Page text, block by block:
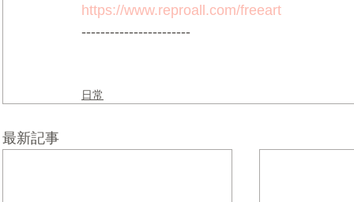
https://www.reproall.com/freeart
-----------------------
日常
最新記事